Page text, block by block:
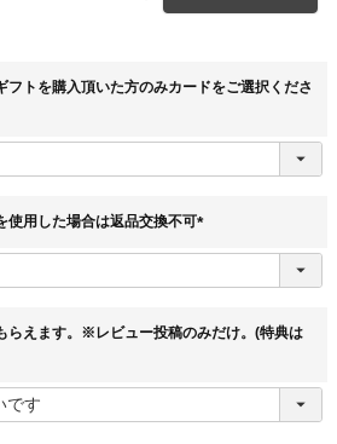
フトを購入頂いた方のみカードをご選択くださ
使用した場合は返品交換不可
須
らえます。※レビュー投稿のみだけ。(特典は